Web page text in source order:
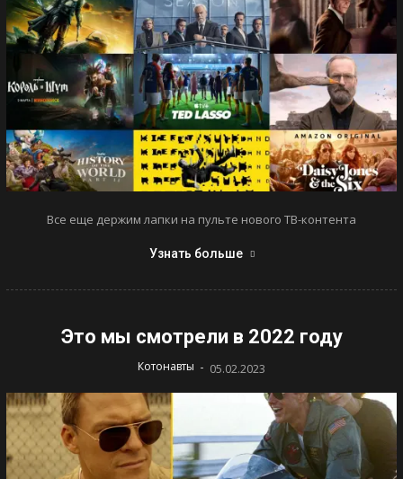
Все еще держим лапки на пульте нового ТВ-контента
Узнать больше
Это мы смотрели в 2022 году
Котонавты - 05.02.2023